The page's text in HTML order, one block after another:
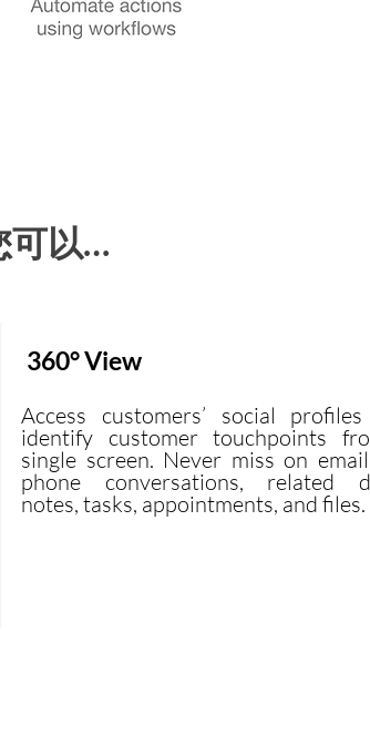
可以…
360° View
Access customers’ social
identify customer touchpoints
single screen. Never miss on
phone conversations, related
notes, tasks, appointments, and files.